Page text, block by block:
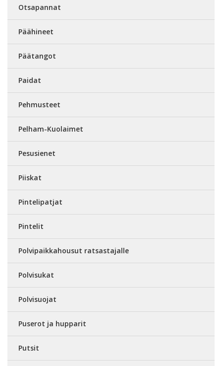
Otsapannat
Päähineet
Päätangot
Paidat
Pehmusteet
Pelham-Kuolaimet
Pesusienet
Piiskat
Pintelipatjat
Pintelit
Polvipaikkahousut ratsastajalle
Polvisukat
Polvisuojat
Puserot ja hupparit
Putsit